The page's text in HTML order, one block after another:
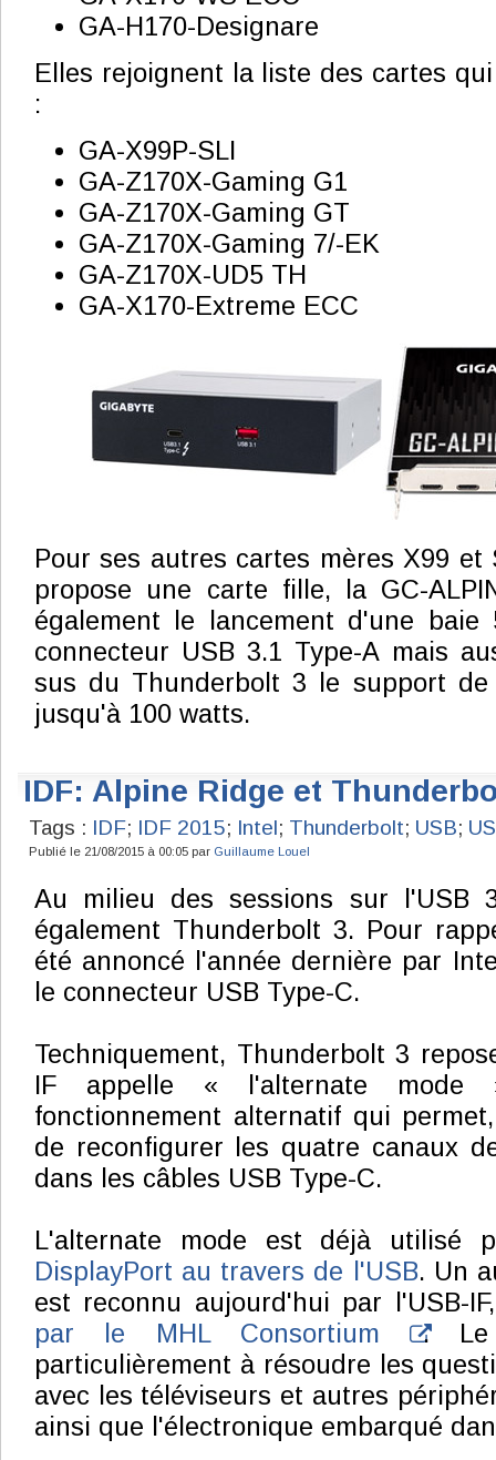
GA-H170-Designare
Elles rejoignent la liste des cartes
:
GA-X99P-SLI
GA-Z170X-Gaming G1
GA-Z170X-Gaming GT
GA-Z170X-Gaming 7/-EK
GA-Z170X-UD5 TH
GA-X170-Extreme ECC
Pour ses autres cartes mères X99 et
propose une carte fille, la GC-
également le lancement d'une baie
connecteur USB 3.1 Type-A mais
sus du Thunderbolt 3 le support de
jusqu'à 100 watts.
IDF: Alpine Ridge et
Tags : IDF; IDF 2015; Intel; Thunderbolt; USB;
Publié le 21/08/2015 à 00:05 par Guillaume Louel
Au milieu des sessions sur l'USB
également Thunderbolt 3. Pour
été annoncé l'année dernière par
le connecteur USB Type-C.
Techniquement, Thunderbolt 3
IF appelle « l'alternate
fonctionnement alternatif qui
de reconfigurer les quatre canaux
dans les câbles USB Type-C.
L'alternate mode est déjà utilisé
DisplayPort au travers de l'USB. Un
est reconnu aujourd'hui par l'USB-
par le MHL Consortium
. Le
particulièrement à résoudre les
avec les téléviseurs et autres
ainsi que l'électronique embarqué